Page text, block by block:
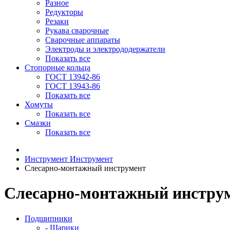
Разное
Редукторы
Резаки
Рукава сварочные
Сварочные аппараты
Электроды и электрододержатели
Показать все
Стопорные кольца
ГОСТ 13942-86
ГОСТ 13943-86
Показать все
Хомуты
Показать все
Смазки
Показать все
Инструмент Инструмент
Слесарно-монтажный инструмент
Слесарно-монтажный
Подшипники
- Шарики